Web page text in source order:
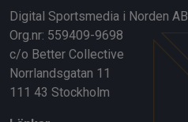
Digital Sportsmedia i Norden AB
Org.nr: 559409-9698
c/o Better Collective
Norrlandsgatan 11
111 43 Stockholm